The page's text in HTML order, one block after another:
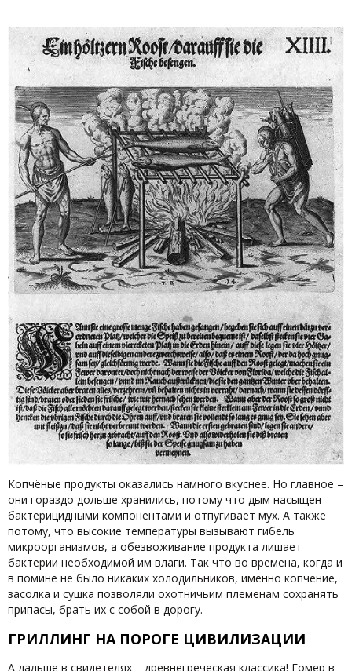
Копчёные продукты оказались намного вкуснее. Но главное –
они гораздо дольше хранились, потому что дым насыщен
бактерицидными компонентами и отпугивает мух. А также
потому, что высокие температуры вызывают гибель
микроорганизмов, а обезвоживание продукта лишает
бактерии необходимой им влаги. Так что во времена, когда и
в помине не было никаких холодильников, именно копчение,
засолка и сушка позволяли охотничьим племенам сохранять
припасы, брать их с собой в дорогу.
ГРИЛЛИНГ НА ПОРОГЕ ЦИВИЛИЗАЦИИ
А дальше в свидетелях – древнегреческая классика! Гомер в